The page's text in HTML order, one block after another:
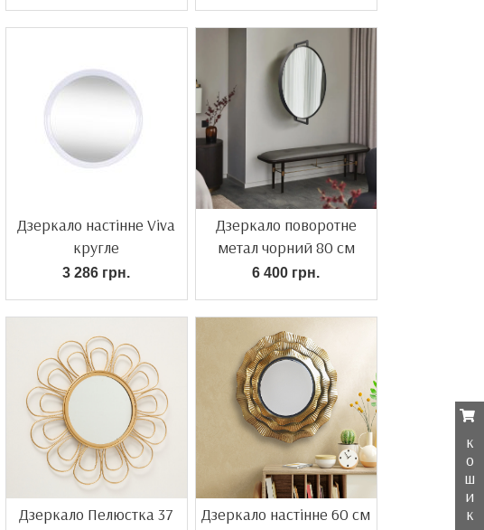
Дзеркало настінне Viva
кругле
3 286 грн.
Дзеркало поворотне
метал чорний 80 см
6 400 грн.
Дзеркало Пелюстка 37
Дзеркало настінне 60 см
к
о
ш
и
к